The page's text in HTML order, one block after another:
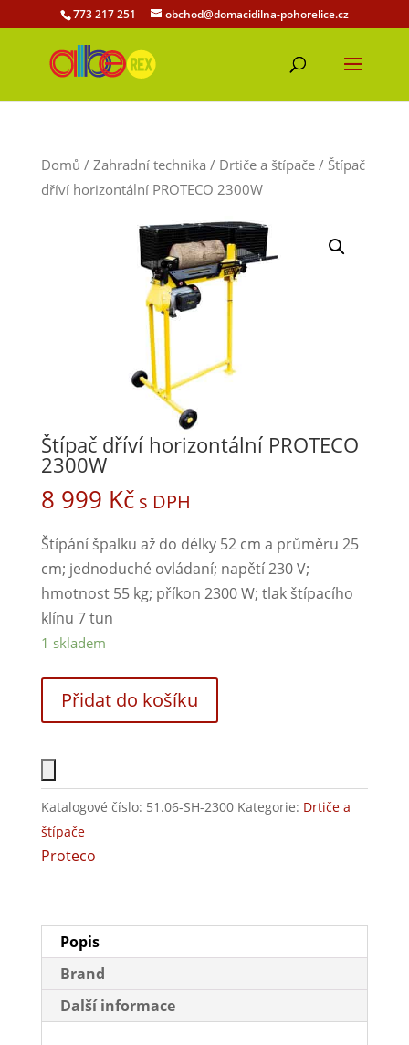
773 217 251 obchod@domacidilna-pohorelice.cz
Domů / Zahradní technika / Drtiče a štípače/ Štípač
dříví horizontální PROTECO 2300W
Štípač dříví horizontální PROTECO
2300W
8 999 Kč s DPH
Štípání špalku až do délky 52 cm a průměru 25
cm; jednoduché ovládaní; napětí 230 V;
hmotnost 55 kg; příkon 2300 W; tlak štípacího
klínu 7 tun
1 skladem
Přidat do košíku
Katalogové číslo: 51.06-SH-2300 Kategorie: Drtiče a
štípače
Proteco
Popis
Brand
Další informace